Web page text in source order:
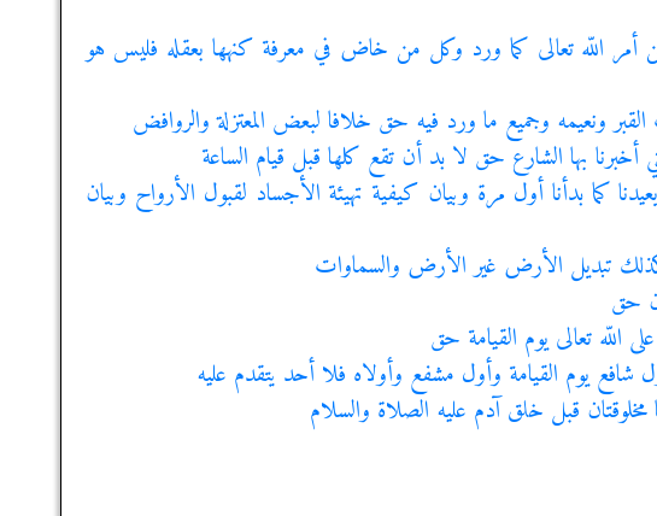
أمر اللّه تعالى كما ورد وكل من خاض في معرفة كنهها بعقله فليس هو
ونعيمه وجميع ما ورد فيه حق خلافا لبعض المعتزلة والروافض
بها الشارع حق لا بد أن تقع كلها قبل قيام الساعة
كما بدأنا أول مرة وبيان كيفية تهيئة الأجساد لقبول الأرواح وبيان
تبديل الأرض غير الأرض والسماوات
حق
اللّه تعالى يوم القيامة حق
شافع يوم القيامة وأول مشفع وأولاه فلا أحد يتقدم عليه
قبل خلق آدم عليه الصلاة والسلام